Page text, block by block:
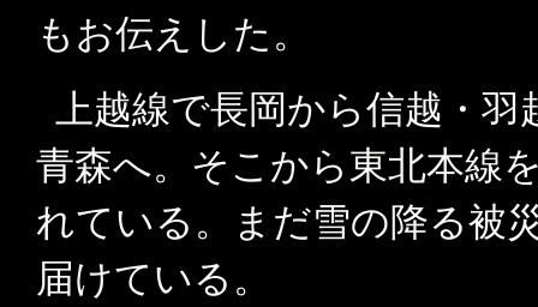
もお伝えした。
上越線で長岡から信越・
青森へ。そこから東北本線
れている。まだ雪の降る被
届けている。